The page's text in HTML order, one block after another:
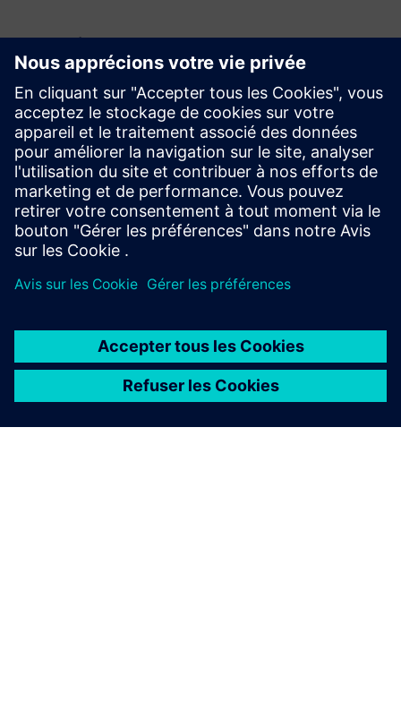
Renseignements et ressources
supplémentaires
Brochure sur les DIRTT Casework
Feuille de découpe DIRTT Casework
Explorez les dossiers sur Dirtt.com
Conditions préalables